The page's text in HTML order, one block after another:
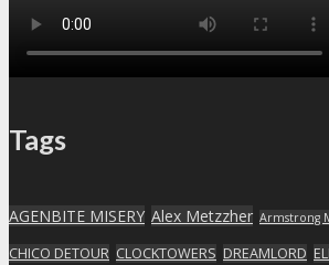
Tags
AGENBITE MISERY Alex Metzzher Armstrong
CHICO DETOUR CLOCKTOWERS DREAMLORD